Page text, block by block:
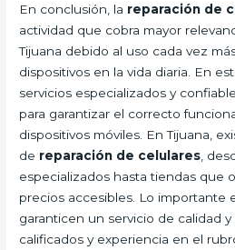
En conclusión, la reparación de
actividad que cobra mayor
Tijuana debido al uso cada vez
dispositivos en la vida diaria. En
servicios especializados y
para garantizar el correcto
dispositivos móviles. En Tijuana,
de reparación de celulares ,
especializados hasta tiendas que
precios accesibles. Lo importante
garanticen un servicio de calidad
calificados y experiencia en el